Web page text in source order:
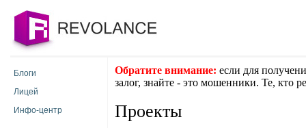
Блоги
Лицей
Инфо-центр
Обратите внимание: если для
залог, знайте - это мошенники. Те, кто
Проекты